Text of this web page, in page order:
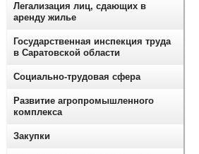
Легализация лиц, сдающих в
аренду жилье
Государственная инспекция труда
в Саратовской области
Социально-трудовая сфера
Развитие агропромышленного
комплекса
Закупки